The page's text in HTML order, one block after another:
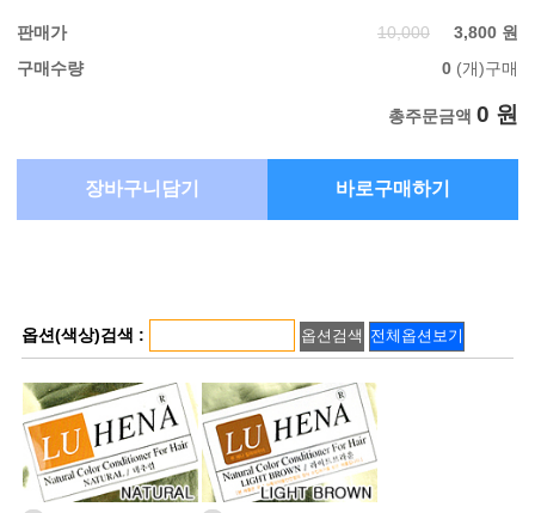
판매가 10,000
3,800 원
구매수량
0(개)구매
총주문금액 0 원
장바구니담기 바로구매하기
옵션(색상)검색 :